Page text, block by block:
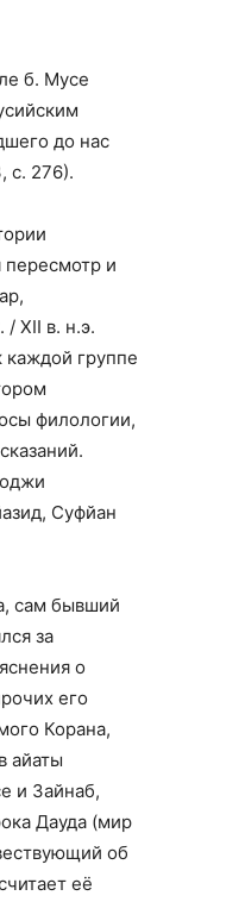
б. Мусе
до нас
с. 276).
пересмотр и
XII в. н.э.
группе
филологии,
Суфйан
сам бывший
за
о
его
Корана,
айаты
и Зайнаб,
Дауда (мир
об
её